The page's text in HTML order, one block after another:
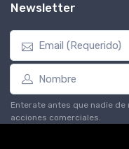
Newsletter
Enterate antes que nadie
acciones comerciales.